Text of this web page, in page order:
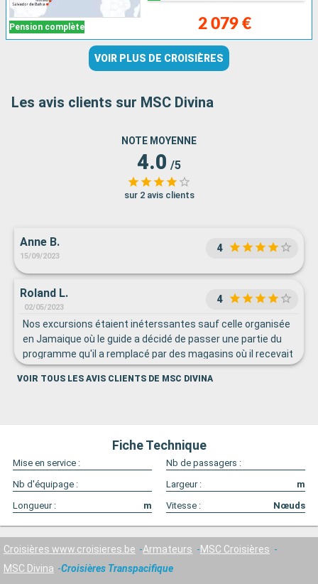
Pension complète 2 079 €
VOIR PLUS DE CROISIÈRES
Les avis clients sur MSC Divina
NOTE MOYENNE
4.0 /5
sur 2 avis clients
Anne B.
15/09/2023
4
Roland L.
02/05/2023
4
Nos excursions étaient inéterssantes sauf celle organisée
en Jamaique où le guide a décidé de passer une partie du
programme qu'il a remplacé par des magasins où il recevait
sa commission et de l'écourter d'une heure . Les
spectacles étaient très bien (même si nous les trouvions
VOIR TOUS LES AVIS CLIENTS DE MSC DIVINA
Fiche Technique
Mise en service :
Nb de passagers :
Nb d'équipage :
Largeur :
m
Longueur :
m Vitesse : Nœuds
Croisières www.croisieres.be Armateurs
MSC Croisières
MSC Divina
Croisières Transpacifique